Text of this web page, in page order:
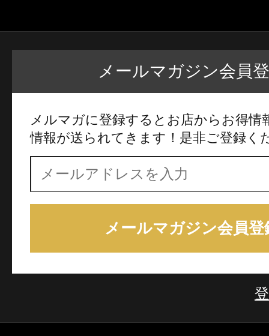
メールマガジン会員
メルマガに登録するとお店からお得情
情報が送られてきます！是非ご登録く
メールマガジン会員登